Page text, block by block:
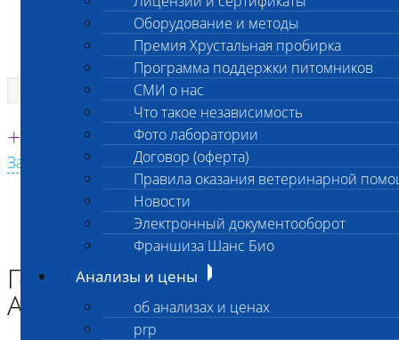
Единая круглосуточная справочная
+7 495 260 0 260
Заказать звонок с сайта
Оборудование и методы
Премия Хрустальная пробирка
Программа поддержки питомников
СМИ о нас
Что такое независимость
Фото лаборатории
Договор (оферта)
Правила оказания ветеринарной
Новости
Электронный документооборот
Франшиза Шанс Био
Анализы и цены
об анализах и ценах
prp
Главная страница
Анализы и цены
ГЕНЕТИЧЕСКИЕ КОМПЛЕКСЫ СОБАК
Генетический комплекс для Английский бульдог
Генетический комплекс для
Английский бульдог